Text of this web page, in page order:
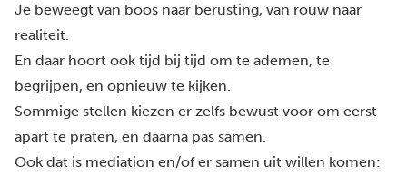
Je beweegt van boos naar berusting, van rouw naar
realiteit.
En daar hoort ook tijd bij tijd om te ademen, te
begrijpen, en opnieuw te kijken.
Sommige stellen kiezen er zelfs bewust voor om eerst
apart te praten, en daarna pas samen.
Ook dat is mediation en/of er samen uit willen komen: